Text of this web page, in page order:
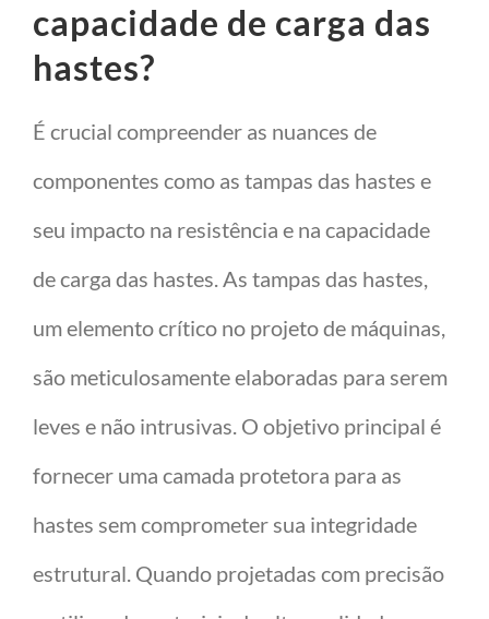
capacidade de carga das
hastes?
É crucial compreender as nuances de
componentes como as tampas das hastes e
seu impacto na resistência e na capacidade
de carga das hastes. As tampas das hastes,
um elemento crítico no projeto de máquinas,
são meticulosamente elaboradas para serem
leves e não intrusivas. O objetivo principal é
fornecer uma camada protetora para as
hastes sem comprometer sua integridade
estrutural. Quando projetadas com precisão